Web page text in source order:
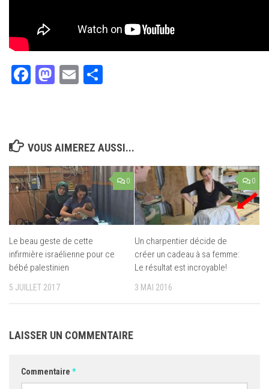
Facebook
Mastodon
Email
VOUS AIMEREZ AUSSI...
0
Le beau geste de cette
infirmière israélienne pour ce
bébé palestinien
5 JUILLET 2017
0
Un charpentier décide de
créer un cadeau à sa femme:
Le résultat est incroyable!
3 MAI 2016
LAISSER UN COMMENTAIRE
Commentaire *